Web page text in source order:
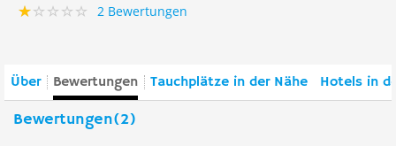
2 Bewertungen
Über Bewertungen Tauchplätze in der Nähe Hotels in
Bewertungen(2)